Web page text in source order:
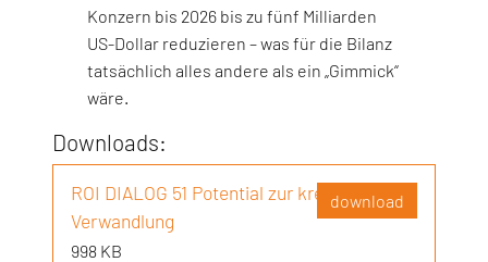
Konzern bis 2026 bis zu fünf Milliarden
US-Dollar reduzieren – was für die Bilanz
tatsächlich alles andere als ein „Gimmick“
wäre.
Downloads:
ROI DIALOG 51 Potential zur kreativen
Verwandlung
998 KB
download